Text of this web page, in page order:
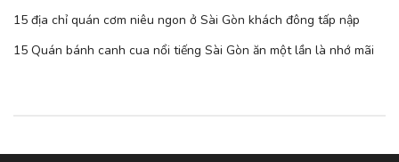
15 địa chỉ quán cơm niêu ngon ở Sài Gòn khách đông tấp nập
15 Quán bánh canh cua nổi tiếng Sài Gòn ăn một lần là nhớ mãi